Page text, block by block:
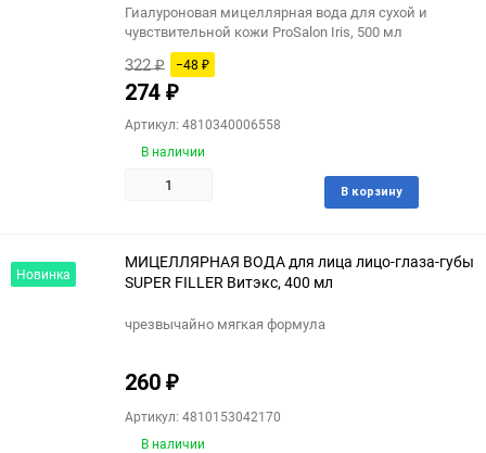
Гиалуроновая мицеллярная вода для сухой и
чувствительной кожи ProSalon Iris, 500 мл
322₽ −48 ₽
274 ₽
Артикул: 4810340006558
В наличии
В корзину
Новинка
МИЦЕЛЛЯРНАЯ ВОДА для лица лицо-глаза-губы
SUPER FILLER Витэкс, 400 мл
чрезвычайно мягкая формула
260 ₽
Артикул: 4810153042170
В наличии